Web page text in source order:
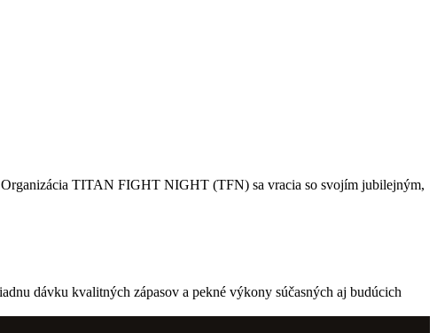
Organizácia TITAN FIGHT NIGHT (TFN) sa vracia so svojím jubilejným,
dávku kvalitných zápasov a pekné výkony súčasných aj budúcich